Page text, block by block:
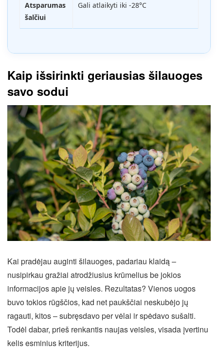
Atsparumas
šalčiui
Gali atlaikyti iki -28°C
Kaip išsirinkti geriausias šilauoges
savo sodui
Kai pradėjau auginti šilauoges, padariau klaidą –
nusipirkau gražiai atrodžiusius krūmelius be jokios
informacijos apie jų veisles. Rezultatas? Vienos uogos
buvo tokios rūgščios, kad net paukščiai neskubėjo jų
ragauti, kitos – subręsdavo per vėlai ir spėdavo sušalti.
Todėl dabar, prieš renkantis naujas veisles, visada įvertinu
kelis esminius kriterijus.